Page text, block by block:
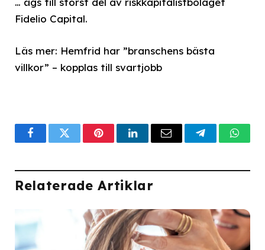
Fidelio Capital.
Läs mer: Hemfrid har ”branschens bästa
villkor” – kopplas till svartjobb
FacebookTwitterPinterestLinkedInEmail Telegram
Relaterade Artiklar